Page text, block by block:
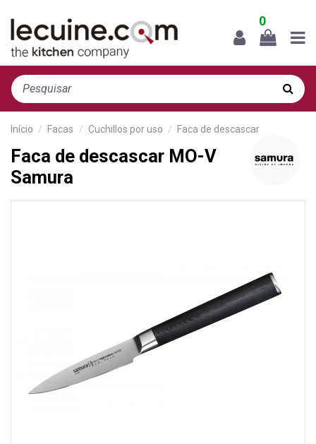
0
Início Facas Cuchillos por uso Faca de descascar
Faca de descascar MO-V
Samura